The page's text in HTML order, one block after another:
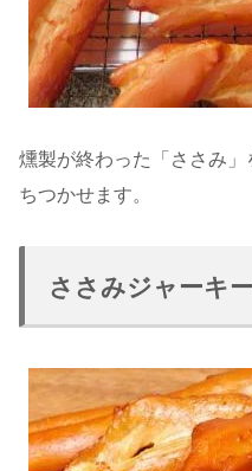
燻製が終わった「ささみ
ちつかせます。
ささみジャーキ